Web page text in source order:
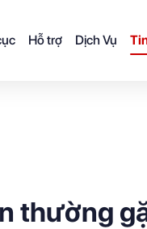
Hỗ trợ Dịch Vụ
thường